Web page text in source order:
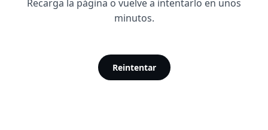
Recarga la página o vuelve a intentarlo en unos
minutos.
Reintentar